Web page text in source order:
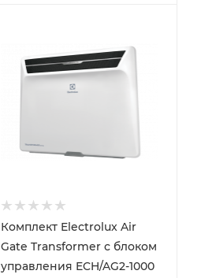
Комплект Electrolux Air
Gate Transformer с блоком
управления ECH/AG2-1000